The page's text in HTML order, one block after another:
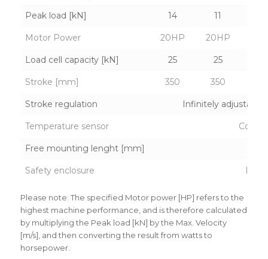
Peak load [kN] 14 11
Motor Power 20HP 20HP
Load cell capacity [kN] 25 25
Stroke [mm] 350 350
Stroke regulation Infinitely
Temperature sensor
Free mounting lenght [mm]
Safety enclosure
Please note: The specified Motor power [HP] refers to the
highest machine performance, and is therefore calculated
by multiplying the Peak load [kN] by the Max. Velocity
[m/s], and then converting the result from watts to
horsepower.